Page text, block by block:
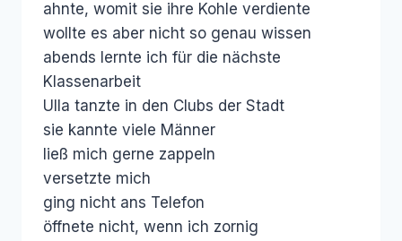
ahnte, womit sie ihre Kohle verdiente
wollte es aber nicht so genau wissen
abends lernte ich für die nächste
Klassenarbeit
Ulla tanzte in den Clubs der Stadt
sie kannte viele Männer
ließ mich gerne zappeln
versetzte mich
ging nicht ans Telefon
öffnete nicht, wenn ich zornig